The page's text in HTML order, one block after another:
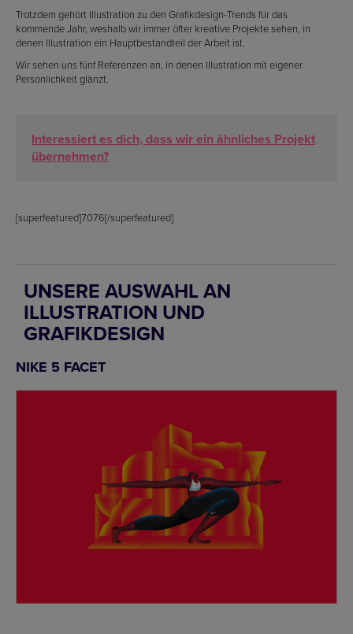
Trotzdem gehört Illustration zu den Grafikdesign-Trends für das
kommende Jahr, weshalb wir immer öfter kreative Projekte sehen, in
denen Illustration ein Hauptbestandteil der Arbeit ist.
Wir sehen uns fünf Referenzen an, in denen Illustration mit eigener
Persönlichkeit glänzt.
Interessiert es dich, dass wir ein ähnliches Projekt
übernehmen?
[superfeatured]7076[/superfeatured]
UNSERE AUSWAHL AN
ILLUSTRATION UND
GRAFIKDESIGN
NIKE 5 FACET